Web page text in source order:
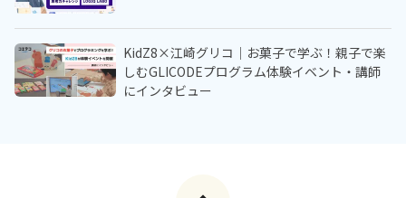
KidZ8×江崎グリコ｜お菓子で学ぶ！親子で楽
しむGLICODEプログラム体験イベント・講師
にインタビュー